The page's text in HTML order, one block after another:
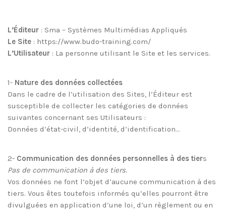
L’Éditeur : Sma – Systèmes Multimédias Appliqués
Le Site : https://www.budo-training.com/
L’Utilisateur : La personne utilisant le Site et les services.
1- Nature des données collectées
Dans le cadre de l’utilisation des Sites, l’Éditeur est
susceptible de collecter les catégories de données
suivantes concernant ses Utilisateurs :
Données d’état-civil, d’identité, d’identification…
2- Communication des données personnelles à des tiers
Pas de communication à des tiers.
Vos données ne font l’objet d’aucune communication à des
tiers. Vous êtes toutefois informés qu’elles pourront être
divulguées en application d’une loi, d’un règlement ou en